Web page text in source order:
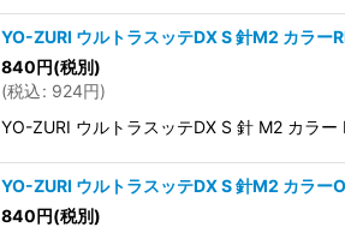
YO-ZURI ウルトラスッテDX S 針M2 カラー
840円(税別)
(税込: 924円)
YO-ZURI ウルトラスッテDX S 針 M2 カラー
YO-ZURI ウルトラスッテDX S 針M2 カラー
840円(税別)